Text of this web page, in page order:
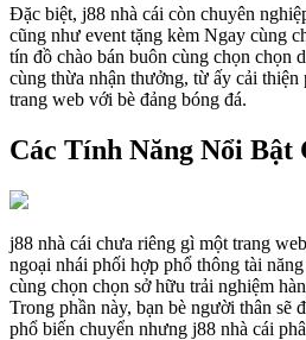
Đặc biệt, j88 nhà cái còn chuyên
cũng như event tặng kèm Ngay cùng
tín đồ chào bán buôn cùng chọn chọn
cùng thừa nhận thưởng, từ ấy cải thiện
trang web với bè đảng bóng đá.
Các Tính Năng Nổi Bật
j88 nhà cái chưa riêng gì một trang
ngoại nhái phối hợp phổ thông tài
cùng chọn chọn sở hữu trải nghiệm
Trong phần này, bạn bè người thân sẽ
phổ biến chuyển nhưng j88 nhà cái